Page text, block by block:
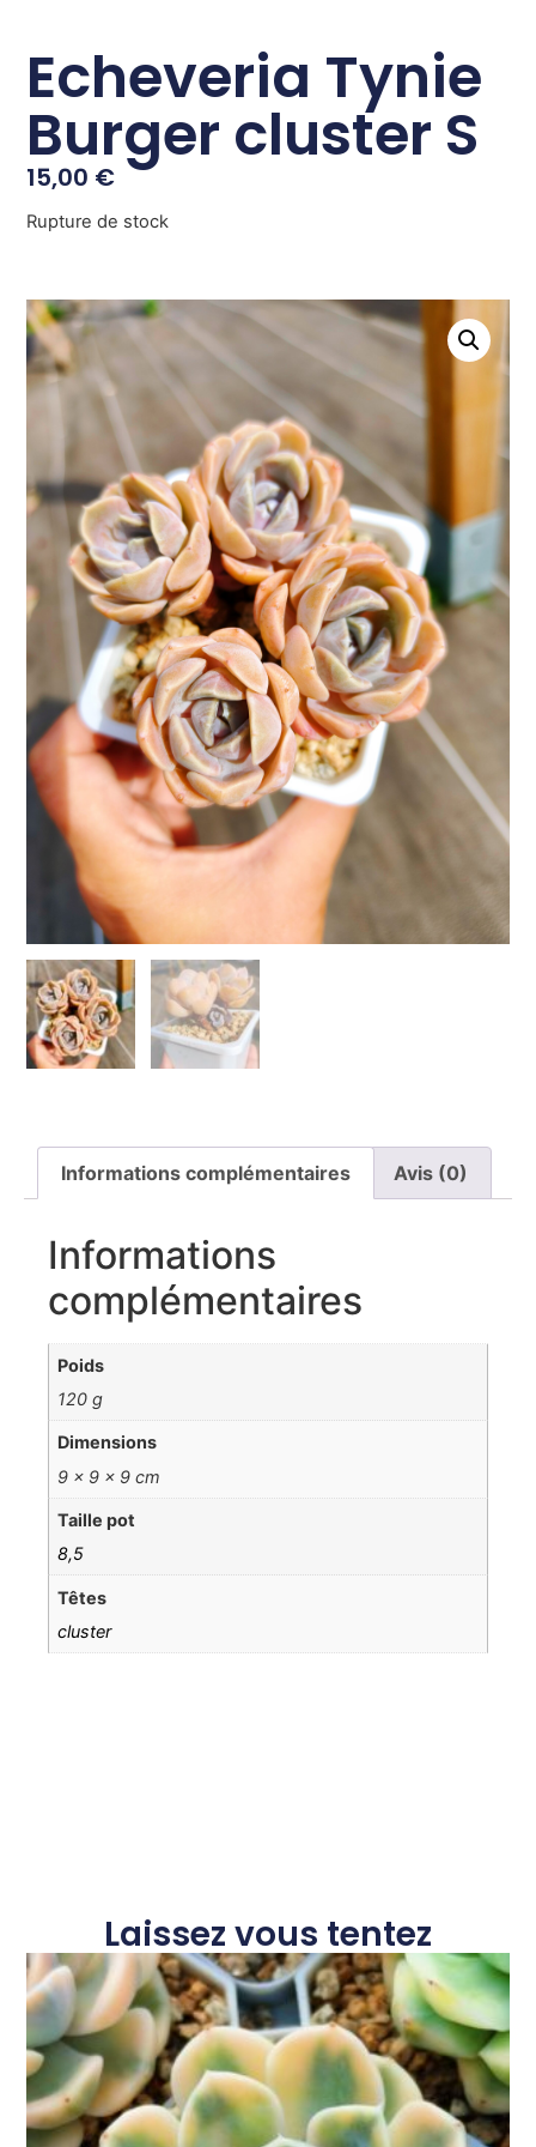
Echeveria Tynie
Burger cluster S
15,00 €
Rupture de stock
Informations complémentaires Avis (0)
Informations
complémentaires
Poids
120 g
Dimensions
9 × 9 × 9 cm
Taille pot
8,5
Têtes
cluster
Laissez vous tentez